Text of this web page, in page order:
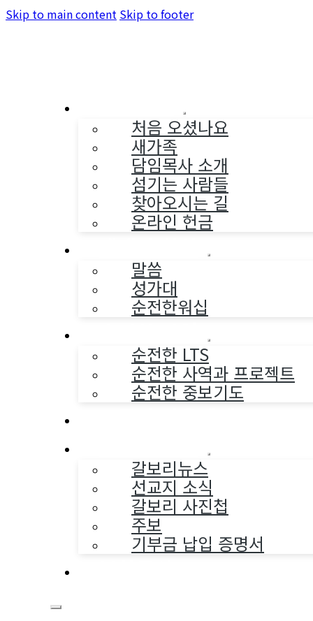
Skip to main content Skip to footer
처음 오셨나요
새가족
담임목사 소개
섬기는 사람들
찾아오시는 길
온라인 헌금
말씀
성가대
순전한워십
순전한 LTS
순전한 사역과 프로젝트
순전한 중보기도
갈보리뉴스
선교지 소식
갈보리 사진첩
주보
기부금 납입 증명서